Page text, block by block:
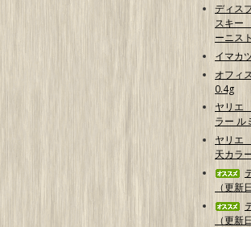
ディス
スキー
ーニス
イマカ
オフィ
0.4g
ヤリエ
ラー ル
ヤリエ
天カラ
（更新
（更新